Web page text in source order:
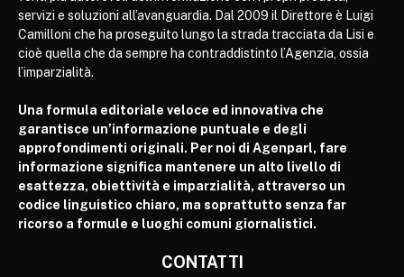
servizi e soluzioni all’avanguardia. Dal 2009 il Direttore è Luigi
Camilloni che ha proseguito lungo la strada tracciata da Lisi e
cioè quella che da sempre ha contraddistinto l’Agenzia, ossia
l’imparzialità.
Una formula editoriale veloce ed innovativa che
garantisce un’informazione puntuale e degli
approfondimenti originali. Per noi di Agenparl, fare
informazione significa mantenere un alto livello di
esattezza, obiettività e imparzialità, attraverso un
codice linguistico chiaro, ma soprattutto senza far
ricorso a formule e luoghi comuni giornalistici.
CONTATTI